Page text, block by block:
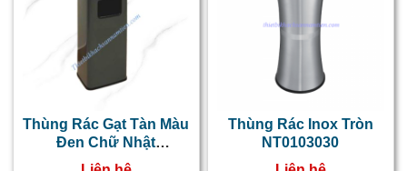
Thùng Rác Gạt Tàn Màu
Đen Chữ Nhật
NT0103074
Thùng Rác Inox Tròn
NT0103030